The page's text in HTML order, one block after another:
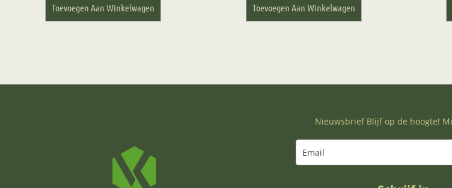
Toevoegen Aan Winkelwagen Toevoegen Aan Winkelwagen
Nieuwsbrief Blijf op de hoogte!